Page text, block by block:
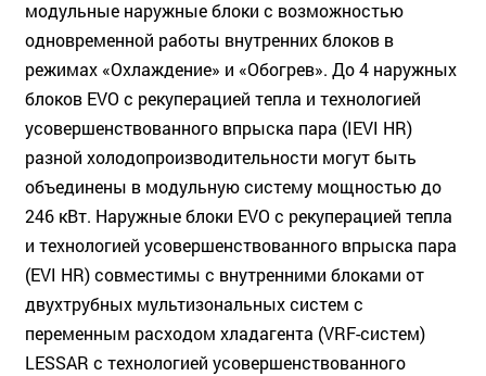
модульные наружные блоки с возможностью
одновременной работы внутренних блоков в
режимах «Охлаждение» и «Обогрев». До 4 наружных
блоков EVO с рекуперацией тепла и технологией
усовершенствованного впрыска пара (IEVI HR)
разной холодопроизводительности могут быть
объединены в модульную систему мощностью до
246 кВт. Наружные блоки EVO с рекуперацией тепла
и технологией усовершенствованного впрыска пара
(EVI HR) совместимы с внутренними блоками от
двухтрубных мультизональных систем с
переменным расходом хладагента (VRF-систем)
LESSAR с технологией усовершенствованного